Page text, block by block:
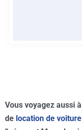
Vous voyagez aussi
de location de